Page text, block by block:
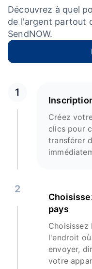
Découvrez à quel
de l'argent partout
SendNOW.
1
Créez
clics pour
transférer
2
pays
Choisissez
l'endroit
envoyer,
votre